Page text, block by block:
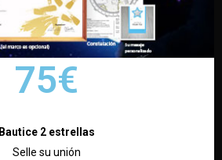
75€
Bautice 2 estrellas
Selle su unión